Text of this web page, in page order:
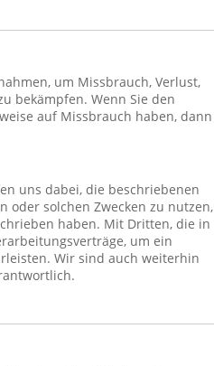
um Missbrauch, Verlust,
bekämpfen. Wenn Sie den
auf Missbrauch haben, dann
uns dabei, die beschriebenen
oder solchen Zwecken zu nutzen,
haben. Mit Dritten, die in
um ein
Wir sind auch weiterhin